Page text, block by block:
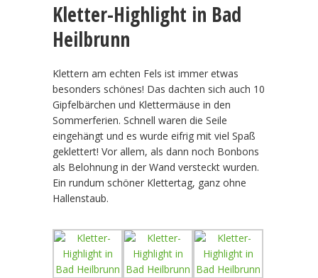
Kletter-Highlight in Bad
Heilbrunn
Klettern am echten Fels ist immer etwas
besonders schönes! Das dachten sich auch 10
Gipfelbärchen und Klettermäuse in den
Sommerferien. Schnell waren die Seile
eingehängt und es wurde eifrig mit viel Spaß
geklettert! Vor allem, als dann noch Bonbons
als Belohnung in der Wand versteckt wurden.
Ein rundum schöner Klettertag, ganz ohne
Hallenstaub.